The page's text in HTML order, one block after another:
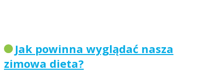
Jak powinna wyglądać nasza
zimowa dieta?